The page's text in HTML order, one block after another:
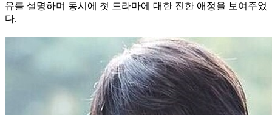
유를 설명하며 동시에 첫 드라마에 대한 진한 애정을 보여주었
다.